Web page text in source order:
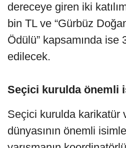
dereceye giren iki
bin TL ve “Gürbüz
Ödülü” kapsamında ise
edilecek.
Seçici kurulda önemli
Seçici kurulda karikatür
dünyasının önemli